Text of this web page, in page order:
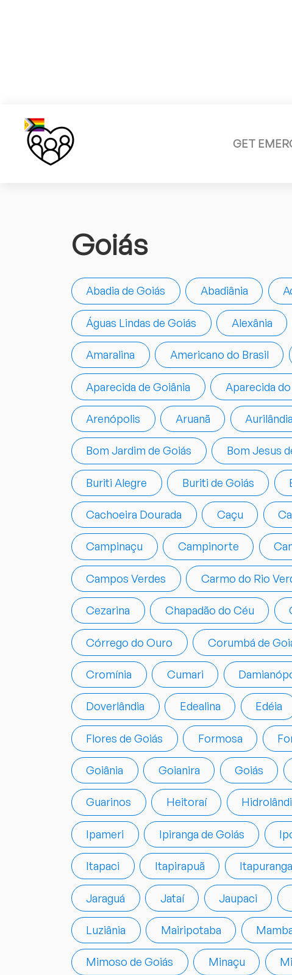
GET
Goiás
Abadia de Goiás Abadiânia
Águas Lindas de Goiás Alexânia
Amaralina Americano do Brasil
Aparecida de Goiânia Aparecida
Arenópolis Aruanã Aurilândia
Bom Jardim de Goiás Bom Jesus
Buriti Alegre Buriti de Goiás
Cachoeira Dourada Caçu
Campinaçu Campinorte
Campos Verdes Carmo do Rio
Cezarina Chapadão do Céu
Córrego do Ouro Corumbá de
Cromínia Cumari
Doverlândia Edealina Edéia
Flores de Goiás Formosa
Goiânia Goianira Goiás
Guarinos Heitoraí
Ipameri Ipiranga de Goiás
Itapaci Itapirapuã Itapuranga
Jaraguá Jataí Jaupaci
Luziânia Mairipotaba
Mimoso de Goiás Minaçu